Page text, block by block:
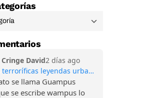
David2 días ago
Las terroríficas leyendas urbanas de las Montañas Apalaches
se llama Guampus
se escribe wampus lo